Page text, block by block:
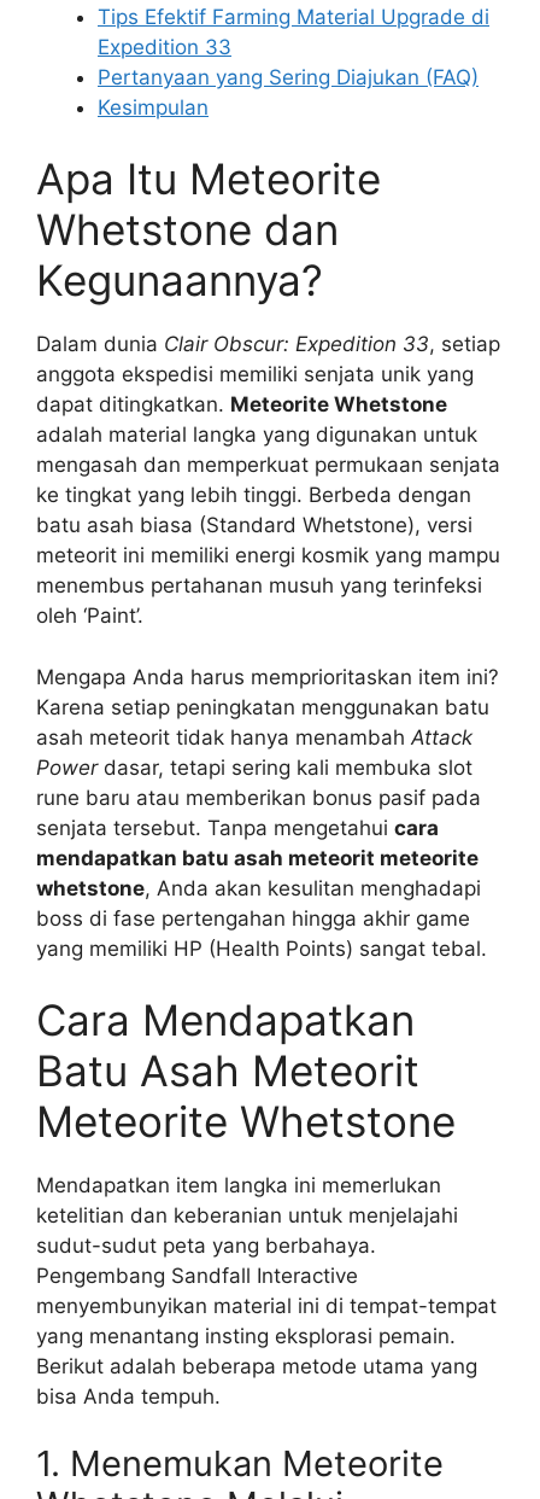
Tips Efektif Farming Material Upgrade di
Expedition 33
Pertanyaan yang Sering Diajukan (FAQ)
Kesimpulan
Apa Itu Meteorite
Whetstone dan
Kegunaannya?
Dalam dunia Clair Obscur: Expedition 33, setiap
anggota ekspedisi memiliki senjata unik yang
dapat ditingkatkan. Meteorite Whetstone
adalah material langka yang digunakan untuk
mengasah dan memperkuat permukaan senjata
ke tingkat yang lebih tinggi. Berbeda dengan
batu asah biasa (Standard Whetstone), versi
meteorit ini memiliki energi kosmik yang mampu
menembus pertahanan musuh yang terinfeksi
oleh ‘Paint’.
Mengapa Anda harus memprioritaskan item ini?
Karena setiap peningkatan menggunakan batu
asah meteorit tidak hanya menambah Attack
Powerdasar, tetapi sering kali membuka slot
rune baru atau memberikan bonus pasif pada
senjata tersebut. Tanpa mengetahui cara
mendapatkan batu asah meteorit meteorite
whetstone, Anda akan kesulitan menghadapi
boss di fase pertengahan hingga akhir game
yang memiliki HP (Health Points) sangat tebal.
Cara Mendapatkan
Batu Asah Meteorit
Meteorite Whetstone
Mendapatkan item langka ini memerlukan
ketelitian dan keberanian untuk menjelajahi
sudut-sudut peta yang berbahaya.
Pengembang Sandfall Interactive
menyembunyikan material ini di tempat-tempat
yang menantang insting eksplorasi pemain.
Berikut adalah beberapa metode utama yang
bisa Anda tempuh.
1. Menemukan Meteorite